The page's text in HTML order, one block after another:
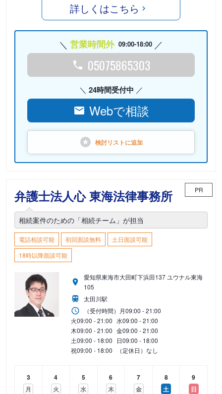
詳しくはこちら
営業時間外 09:00-18:00
05075865303
24時間受付中
Webで相談
検討リストに追加
弁護士法人心 東海法律事務所 PR
相続案件のための「相続チーム」が担当
電話相談可能 初回面談無料
土日面談可能
18時以降面談可能
愛知県東海市大田町下浜田137 ユウナル東海
105
太田川駅
（受付時間） 月09:00 - 21:00
火09:00 - 21:00 水09:00 - 21:00
木09:00 - 21:00 金09:00 - 21:00
土09:00 - 18:00 日09:00 - 18:00
祝09:00 - 18:00 （定休日）なし
3
月
4
火
5
水
6
木
7
金
8
土
9
日